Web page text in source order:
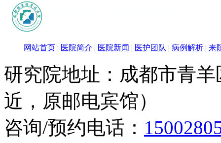
网站首页 | 医院简介 | 医院新闻 | 医护团队 | 病例解析 | 来
研究院地址：成都市青
近，原邮电宾馆）
咨询/预约电话：